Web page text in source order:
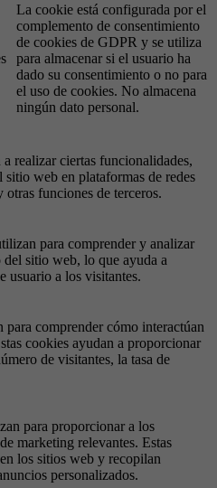
La cookie está configurada por el
complemento de consentimiento
de cookies de GDPR y se utiliza
para almacenar si el usuario ha
dado su consentimiento o no para
el uso de cookies. No almacena
ningún dato personal.
realizar ciertas funcionalidades,
web en plataformas de redes
funciones de terceros.
para comprender y analizar
sitio web, lo que ayuda a
usuario a los visitantes.
comprender cómo interactúan
cookies ayudan a proporcionar
de visitantes, la tasa de
para proporcionar a los
marketing relevantes. Estas
los sitios web y recopilan
personalizados.